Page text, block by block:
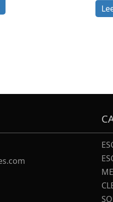
#:~:text=Fax